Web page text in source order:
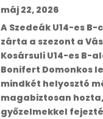
máj 22, 2026
A Szedeák U14-es
zárta a szezont a
Kosársuli U14-es B-
Bonifert Domonkos
mindkét helyosztó
magabiztosan
győzelmekkel